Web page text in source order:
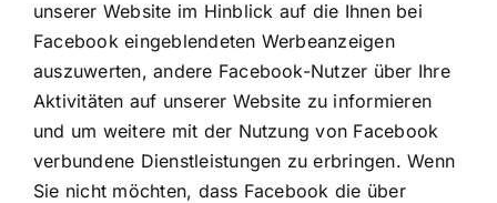
unserer Website im Hinblick auf die Ihnen bei
Facebook eingeblendeten Werbeanzeigen
auszuwerten, andere Facebook-Nutzer über Ihre
Aktivitäten auf unserer Website zu informieren
und um weitere mit der Nutzung von Facebook
verbundene Dienstleistungen zu erbringen. Wenn
Sie nicht möchten, dass Facebook die über